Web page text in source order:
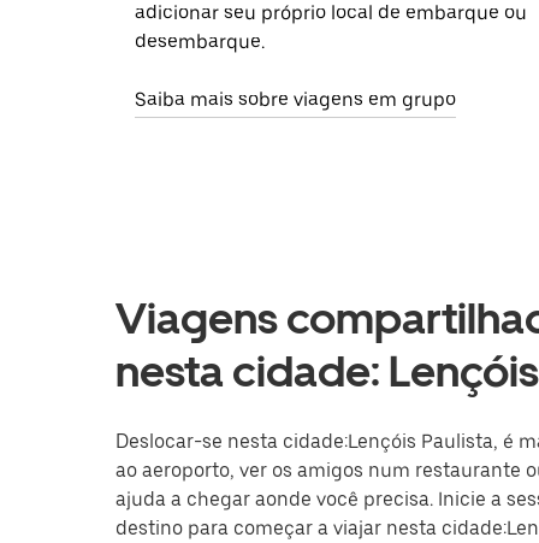
adicionar seu próprio local de embarque ou
desembarque.
Saiba mais sobre viagens em grupo
Viagens
nesta cidade:
Deslocar-se nesta cidade:Lençóis Paulista, é
ao aeroporto, ver os amigos num restaurante
ajuda a chegar aonde você precisa. Inicie a
destino para começar a viajar nesta